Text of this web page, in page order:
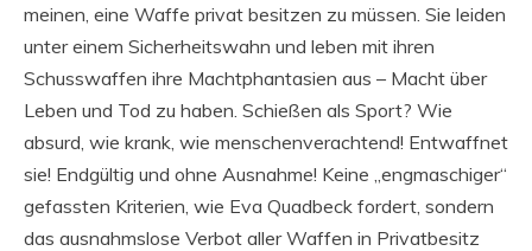
meinen, eine Waffe privat besitzen zu müssen. Sie leiden
unter einem Sicherheitswahn und leben mit ihren
Schusswaffen ihre Machtphantasien aus – Macht über
Leben und Tod zu haben. Schießen als Sport? Wie
absurd, wie krank, wie menschenverachtend! Entwaffnet
sie! Endgültig und ohne Ausnahme! Keine „engmaschiger“
gefassten Kriterien, wie Eva Quadbeck fordert, sondern
das ausnahmslose Verbot aller Waffen in Privatbesitz